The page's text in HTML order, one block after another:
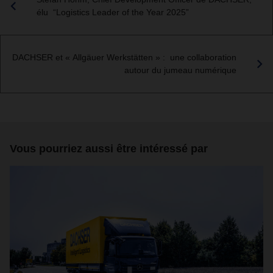
élu “Logistics Leader of the Year 2025”
DACHSER et « Allgäuer Werkstätten » : une collaboration
autour du jumeau numérique
Vous pourriez aussi être intéressé par